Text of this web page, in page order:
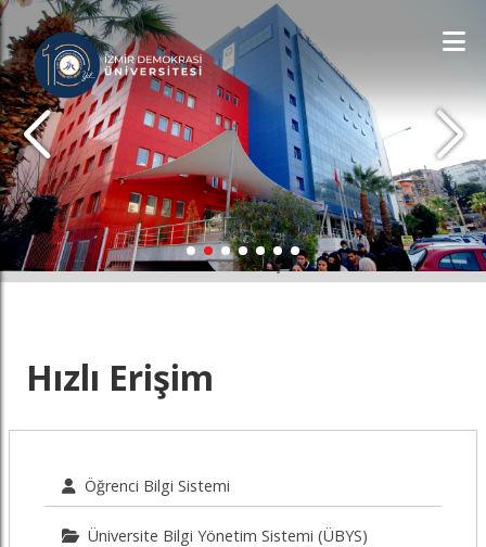
İDÜ'YÜ KEŞFET
Hızlı Erişim
Öğrenci Bilgi Sistemi
Üniversite Bilgi Yönetim Sistemi (ÜBYS)